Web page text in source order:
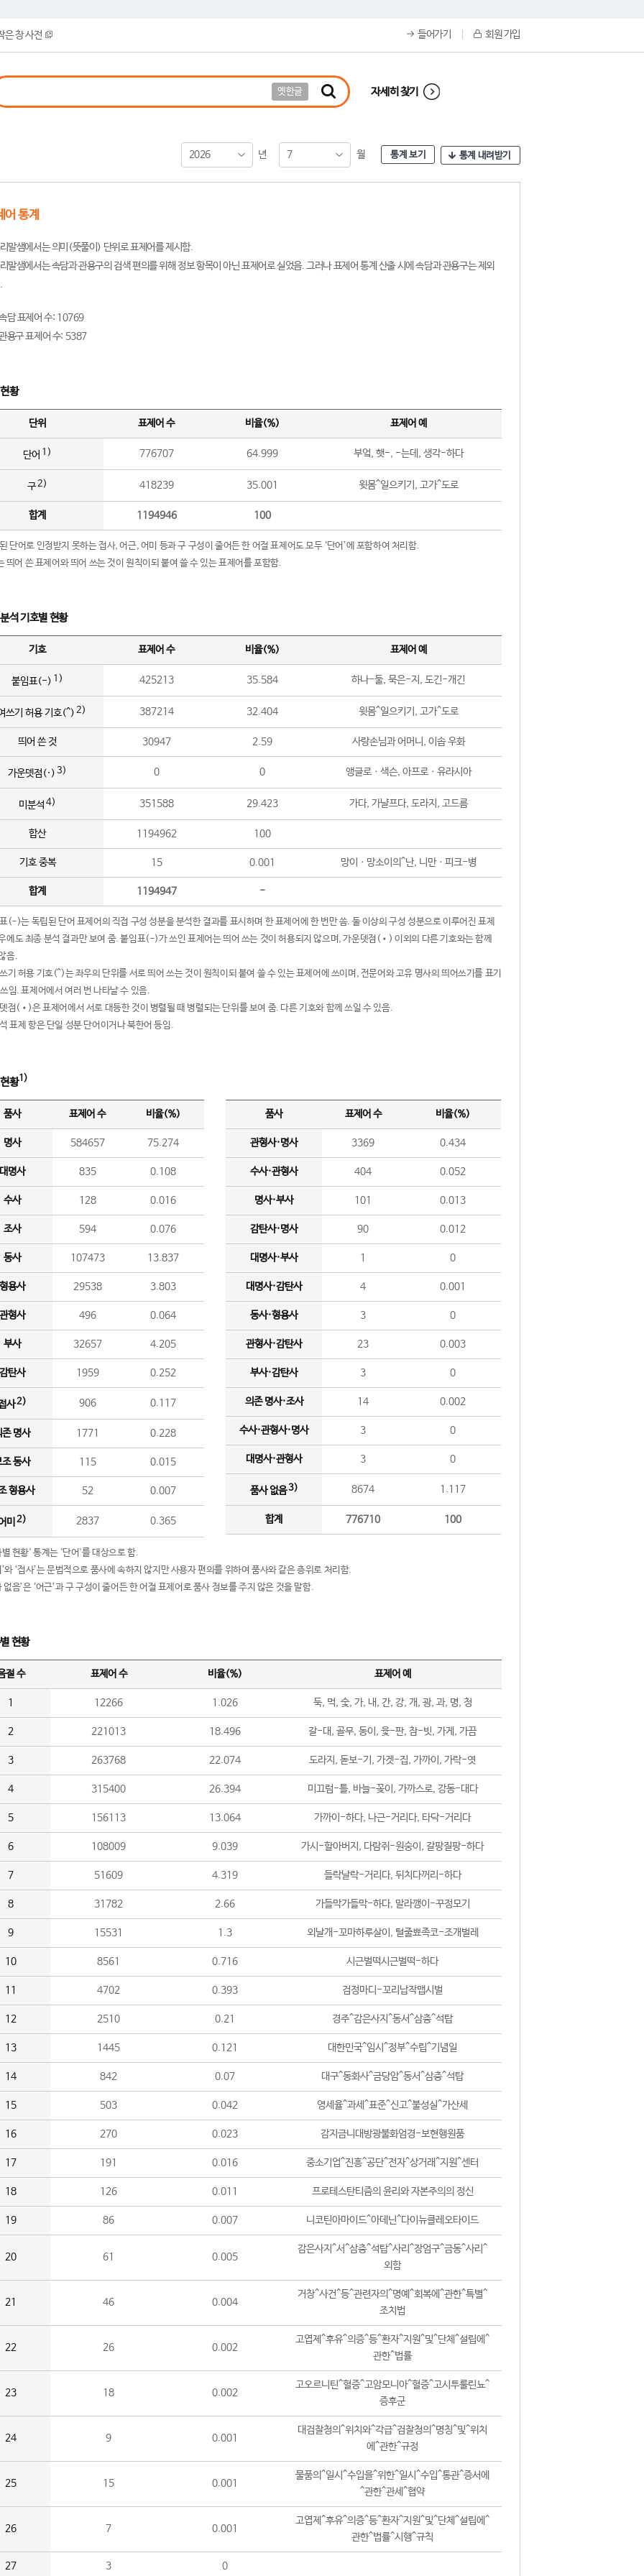
은 창 사전 들어가기 회원 가입
옛한글 자세히 찾기
2026 년 7 월 통계 보기 통계 내려받기
어 통계
말샘에서는 의미(뜻풀이) 단위로 표제어를 제시함.
말샘에서는 속담과 관용구의 검색 편의를 위해 정보 항목이 아닌 표제어로 실었음. 그러나 표제어 통계 산출 시에 속담과 관용구는 제외
담 표제어 수: 10769
용구 표제어 수: 5387
황
단위 표제어 수 비율(%) 표제어 예
단어 1) 776707 64.999 부엌, 햇-, -는데, 생각-하다
구2) 418239 35.001 윗몸^일으키기, 고가^도로
합계 1194946 100
단어로 인정받지 못하는 접사, 어근, 어미 등과 구 구성이 줄어든 한 어절 표제어도 모두 ‘단어’에 포함하여 처리함.
띄어 쓴 표제어와 띄어 쓰는 것이 원칙이되 붙여 쓸 수 있는 표제어를 포함함.
석 기호별 현황
기호 표제어 수 비율(%) 표제어 예
붙임표(-) 1) 425213 35.584 하나-둘, 묵은-지, 도긴-개긴
쓰기 허용 기호(^) 2) 387214 32.404 윗몸^일으키기, 고가^도로
띄어 쓴 것 30947 2.59 사랑손님과 어머니, 이솝 우화
가운뎃점(·) 3) 0 0 앵글로ㆍ색슨, 아프로ㆍ유라시아
미분석 4) 351588 29.423 가다, 가냘프다, 도라지, 고드름
합산 1194962 100
기호 중복 15 0.001 망이ㆍ망소이의^난, 니만ㆍ피크-병
합계 1194947 -
(-)는 독립된 단어 표제어의 직접 구성 성분을 분석한 결과를 표시하며 한 표제어에 한 번만 씀. 둘 이상의 구성 성분으로 이루어진 표제
에도 최종 분석 결과만 보여 줌. 붙임표(-)가 쓰인 표제어는 띄어 쓰는 것이 허용되지 않으며, 가운뎃점(•) 이외의 다른 기호와는 함께
음.
기 허용 기호(^)는 좌우의 단위를 서로 띄어 쓰는 것이 원칙이되 붙여 쓸 수 있는 표제어에 쓰이며, 전문어와 고유 명사의 띄어쓰기를 표기
임. 표제어에서 여러 번 나타날 수 있음.
점(•)은 표제어에서 서로 대등한 것이 병렬될 때 병렬되는 단위를 보여 줌. 다른 기호와 함께 쓰일 수 있음.
표제 항은 단일 성분 단어이거나 북한어 등임.
황1)
품사 표제어 수 비율(%)
명사 584657 75.274
명사 835 0.108
수사 128 0.016
조사 594 0.076
동사 107473 13.837
용사 29538 3.803
형사 496 0.064
부사 32657 4.205
탄사 1959 0.252
사2) 906 0.117
존 명사 1771 0.228
조 동사 115 0.015
형용사 52 0.007
미 2) 2837 0.365
품사 표제어 수 비율(%)
관형사·명사 3369 0.434
수사·관형사 404 0.052
명사·부사 101 0.013
감탄사·명사 90 0.012
대명사·부사 1 0
대명사·감탄사 4 0.001
동사·형용사 3 0
관형사·감탄사 23 0.003
부사·감탄사 3 0
의존 명사·조사 14 0.002
수사·관형사·명사 3 0
대명사·관형사 3 0
품사 없음3) 8674 1.117
합계 776710 100
현황' 통계는 '단어'를 대상으로 함.
와 ‘접사’는 문법적으로 품사에 속하지 않지만 사용자 편의를 위하여 품사와 같은 층위로 처리함.
없음’은 ‘어근’과 구 구성이 줄어든 한 어절 표제어로 품사 정보를 주지 않은 것을 말함.
현황
절 수 표제어 수 비율(%) 표제어 예
1 12266 1.026 둑, 먹, 숯, 가, 내, 간, 강, 개, 광, 과, 명, 청
2 221013 18.496 갈-대, 골무, 동이, 윷-판, 참-빗, 가게, 가끔
3 263768 22.074 도라지, 돋보-기, 가겟-집, 가까이, 가락-엿
4 315400 26.394 미끄럼-틀, 바늘-꽂이, 가까스로, 강동-대다
5 156113 13.064 가까이-하다, 나근-거리다, 타닥-거리다
6 108009 9.039 가시-할아버지, 다람쥐-원숭이, 갈팡질팡-하다
7 51609 4.319 들락날락-거리다, 뒤치다꺼리-하다
8 31782 2.66 가들막가들막-하다, 말라깽이-꾸정모기
9 15531 1.3 외날개-꼬마하루살이, 털줄뾰족코-조개벌레
10 8561 0.716 시근벌떡시근벌떡-하다
11 4702 0.393 검정마디-꼬리납작맵시벌
12 2510 0.21 경주^감은사지^동서^삼층^석탑
13 1445 0.121 대한민국^임시^정부^수립^기념일
14 842 0.07 대구^동화사^금당암^동서^삼층^석탑
15 503 0.042 영세율^과세^표준^신고^불성실^가산세
16 270 0.023 감지금니대방광불화엄경-보현행원품
17 191 0.016 중소기업^진흥^공단^전자^상거래^지원^센터
18 126 0.011 프로테스탄티즘의 윤리와 자본주의의 정신
19 86 0.007 니코틴아마이드^아데닌^다이뉴클레오타이드
20 61 0.005
감은사지^서^삼층^석탑^사리^장엄구^금동^사리^
외함
21 46 0.004
거창^사건^등^관련자의^명예^회복에^관한^특별^
조치법
22 26 0.002
고엽제^후유^의증^등^환자^지원^및^단체^설립에^
관한^법률
23 18 0.002
고오르니틴^혈증^고암모니아^혈증^고시투룰린뇨^
증후군
24 9 0.001
대검찰청의^위치와^각급^검찰청의^명칭^및^위치
에^관한^규정
25 15 0.001
물품의^일시^수입을^위한^일시^수입^통관^증서에
^관한^관세^협약
26 7 0.001
고엽제^후유^의증^등^환자^지원^및^단체^설립에^
관한^법률^시행^규칙
27 3 0